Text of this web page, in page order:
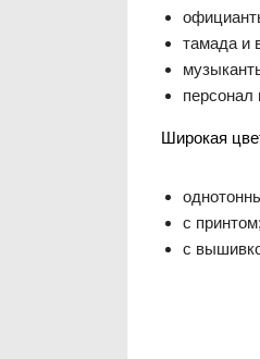
тамада и
персонал
Широкая
с принтом;
с